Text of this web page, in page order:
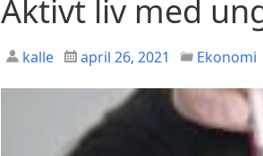
Aktivt liv med
kalle april 26, 2021 Ekonomi